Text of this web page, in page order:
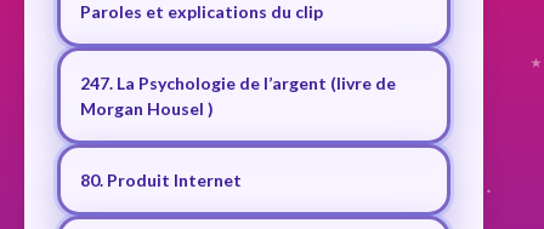
Paroles et explications du clip
247. La Psychologie de l’argent (livre de
Morgan Housel )
80. Produit Internet